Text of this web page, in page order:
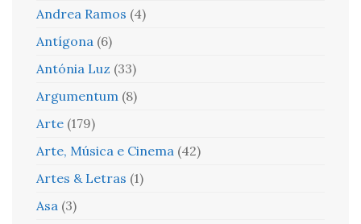
Andrea Ramos (4)
Antígona (6)
Antónia Luz (33)
Argumentum (8)
Arte (179)
Arte, Música e Cinema (42)
Artes & Letras (1)
Asa (3)